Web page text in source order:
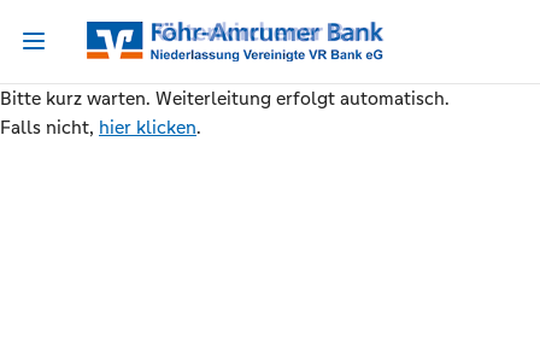
Bitte kurz warten. Weiterleitung erfolgt automatisch.
Falls nicht, hier klicken.